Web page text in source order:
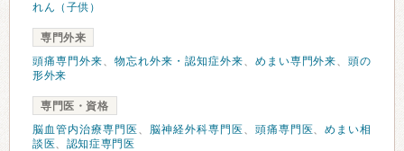
れん（子供）
専門外来
頭痛専門外来、 物忘れ外来・認知症外来、 めまい専門外来、頭の
形外来
専門医・資格
脳血管内治療専門医 、 脳神経外科専門医 、 頭痛専門医、めまい相
談医、 認知症専門医